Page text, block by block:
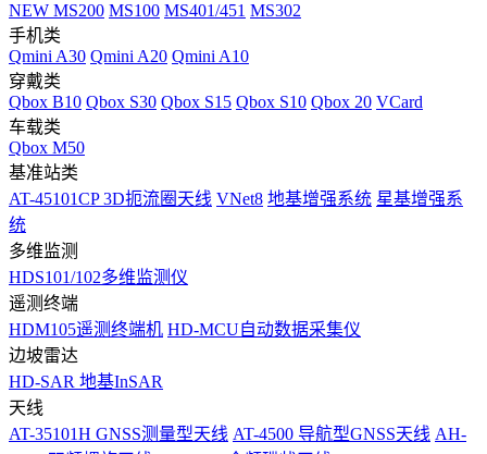
NEW MS200 MS100 MS401/451 MS302
手机类
Qmini A30 Qmini A20 Qmini A10
穿戴类
Qbox B10 Qbox S30 Qbox S15 Qbox S10 Qbox 20 VCard
车载类
Qbox M50
基准站类
AT-45101CP 3D扼流圈天线 VNet8 地基增强系统 星基增强系
统
多维监测
HDS101/102多维监测仪
遥测终端
HDM105遥测终端机 HD-MCU自动数据采集仪
边坡雷达
HD-SAR 地基InSAR
天线
AT-35101H GNSS测量型天线 AT-4500 导航型GNSS天线 AH-